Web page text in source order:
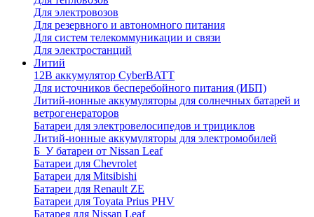
Для электровозов
Для резервного и автономного питания
Для систем телекоммуникации и связи
Для электростанций
Литий
12В аккумулятор CyberBATT
Для источников бесперебойного питания (ИБП)
Литий-ионные аккумуляторы для солнечных батарей и
ветрогенераторов
Батареи для электровелосипедов и трициклов
Литий-ионные аккумуляторы для электромобилей
Б_У батареи от Nissan Leaf
Батареи для Chevrolet
Батареи для Mitsibishi
Батареи для Renault ZE
Батареи для Toyata Prius PHV
Батарея для Nissan Leaf